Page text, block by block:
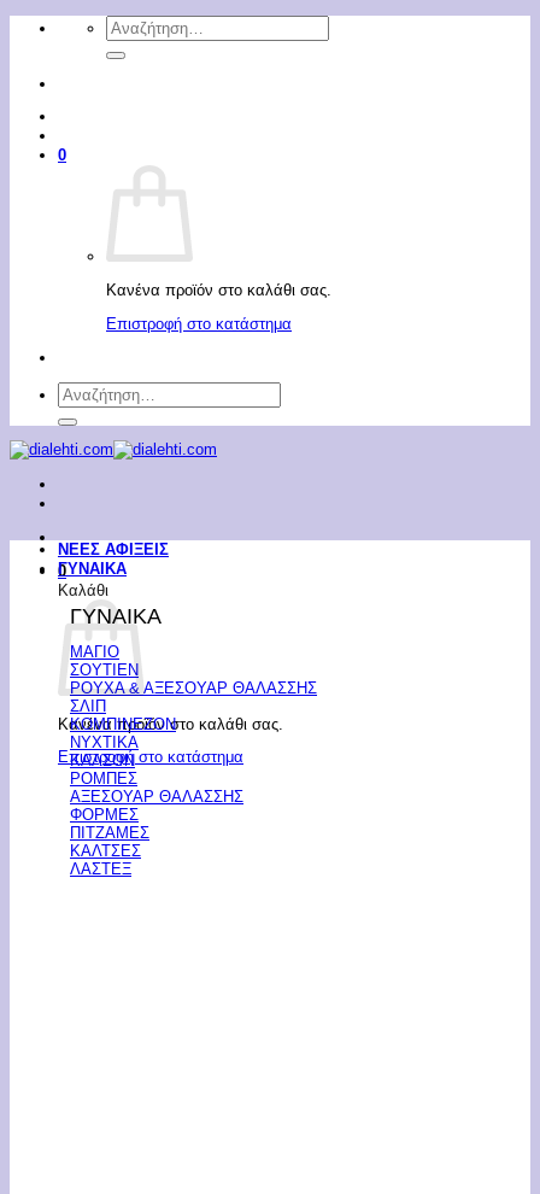
Μετάβαση
Αναζήτηση
για:
0
Κανένα προϊόν στο καλάθι σας.
Επιστροφή στο κατάστημα
Αναζήτηση
για:
0
Καλάθι
Κανένα προϊόν στο καλάθι σας.
Επιστροφή στο κατάστημα
ΝΕΕΣ ΑΦΙΞΕΙΣ
ΓΥΝΑΙΚΑ
ΓΥΝΑΙΚΑ
ΜΑΓΙΟ
ΣΟΥΤΙΕΝ
ΡΟΥΧΑ & ΑΞΕΣΟΥΑΡ ΘΑΛΑΣΣΗΣ
ΣΛΙΠ
ΚΟΜΠΙΝΕΖΟΝ
ΝΥΧΤΙΚΑ
ΚΑΛΣΟΝ
ΡΟΜΠΕΣ
ΑΞΕΣΟΥΑΡ ΘΑΛΑΣΣΗΣ
ΦΟΡΜΕΣ
ΠΙΤΖΑΜΕΣ
ΚΑΛΤΣΕΣ
ΛΑΣΤΕΞ